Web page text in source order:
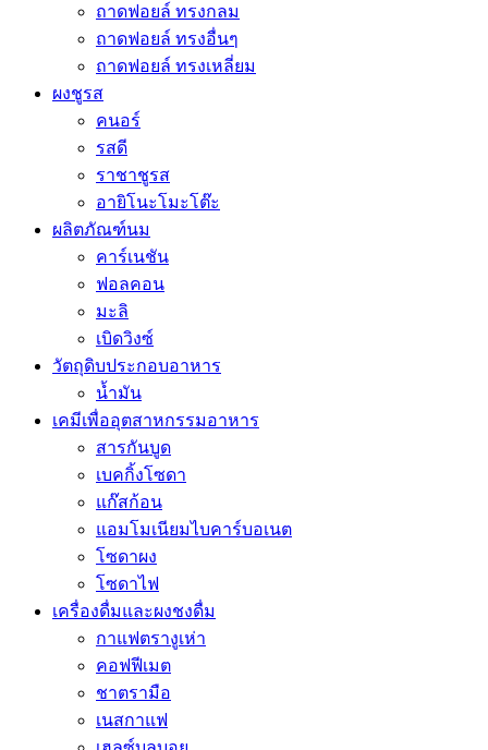
ถาดฟอยล์ ทรงกลม
ถาดฟอยล์ ทรงอื่นๆ
ถาดฟอยล์ ทรงเหลี่ยม
ผงชูรส
คนอร์
รสดี
ราชาชูรส
อายิโนะโมะโต๊ะ
ผลิตภัณฑ์นม
คาร์เนชัน
ฟอลคอน
มะลิ
เบิดวิงซ์
วัตถุดิบประกอบอาหาร
น้ำมัน
เคมีเพื่ออุตสาหกรรมอาหาร
สารกันบูด
เบคกิ้งโซดา
แก๊สก้อน
แอมโมเนียมไบคาร์บอเนต
โซดาผง
โซดาไฟ
เครื่องดื่มและผงชงดื่ม
กาแฟตรางูเห่า
คอฟฟีเมต
ชาตรามือ
เนสกาแฟ